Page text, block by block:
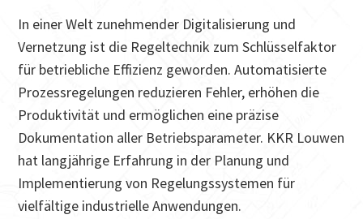
In einer Welt zunehmender Digitalisierung und
Vernetzung ist die Regeltechnik zum Schlüsselfaktor
für betriebliche Effizienz geworden. Automatisierte
Prozessregelungen reduzieren Fehler, erhöhen die
Produktivität und ermöglichen eine präzise
Dokumentation aller Betriebsparameter. KKR Louwen
hat langjährige Erfahrung in der Planung und
Implementierung von Regelungssystemen für
vielfältige industrielle Anwendungen.